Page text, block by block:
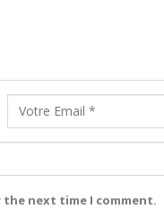
the next time I comment.